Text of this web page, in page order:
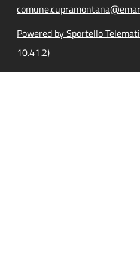
Powered by Sportello
10.41.2)